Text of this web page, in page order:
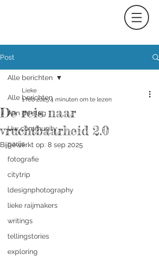
Post
Alle berichten
Aan de slag
Uw community
parijs
fotografie
citytrip
ldesignphotography
lieke raijmakers
writings
tellingstories
exploring
Alle berichten
De reis naar
vruchtbaarheid 2.0
Lieke
1 feb 2025 4 minuten om te lezen
Bijgewerkt op: 8 sep 2025